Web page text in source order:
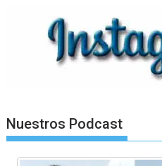
Nuestros Podcast